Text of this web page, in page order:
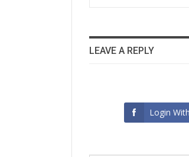
LEAVE A REPLY
Login